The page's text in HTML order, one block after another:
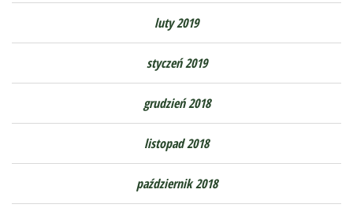
luty 2019
styczeń 2019
grudzień 2018
listopad 2018
październik 2018